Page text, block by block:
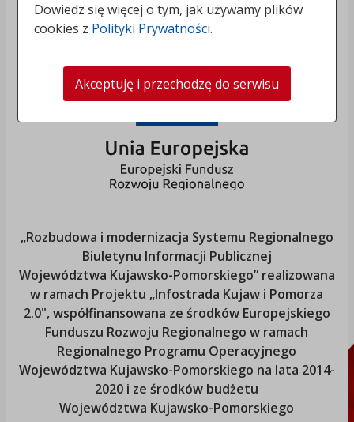
„Rozbudowa i modernizacja Systemu Regionalnego
Biuletynu Informacji Publicznej
Województwa Kujawsko-Pomorskiego” realizowana
w ramach Projektu „Infostrada Kujaw i Pomorza
2.0", współfinansowana ze środków Europejskiego
Funduszu Rozwoju Regionalnego w ramach
Regionalnego Programu Operacyjnego
Województwa Kujawsko-Pomorskiego na lata 2014-
2020 i ze środków budżetu
Województwa Kujawsko-Pomorskiego
Dowiedz się więcej o tym, jak używamy plików
cookies z Polityki Prywatności.
Akceptuję i przechodzę do serwisu